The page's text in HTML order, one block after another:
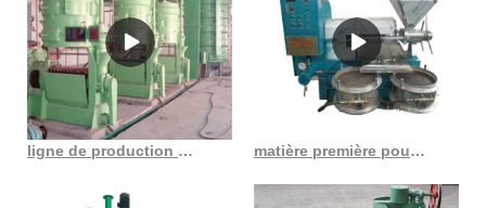
ligne de production d’huile végétale comestible extraction par pressage au Togo matière première pour l’huile de son de riz matière première pour l’huile de son de riz au Cameroun